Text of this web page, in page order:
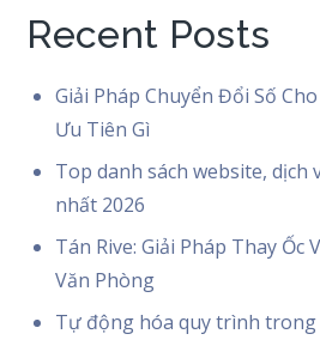
Recent Posts
Giải Pháp Chuyển Đổi Số
Ưu Tiên Gì
Top danh sách website, dịch
nhất 2026
Tán Rive: Giải Pháp Thay Ốc
Văn Phòng
Tự động hóa quy trình